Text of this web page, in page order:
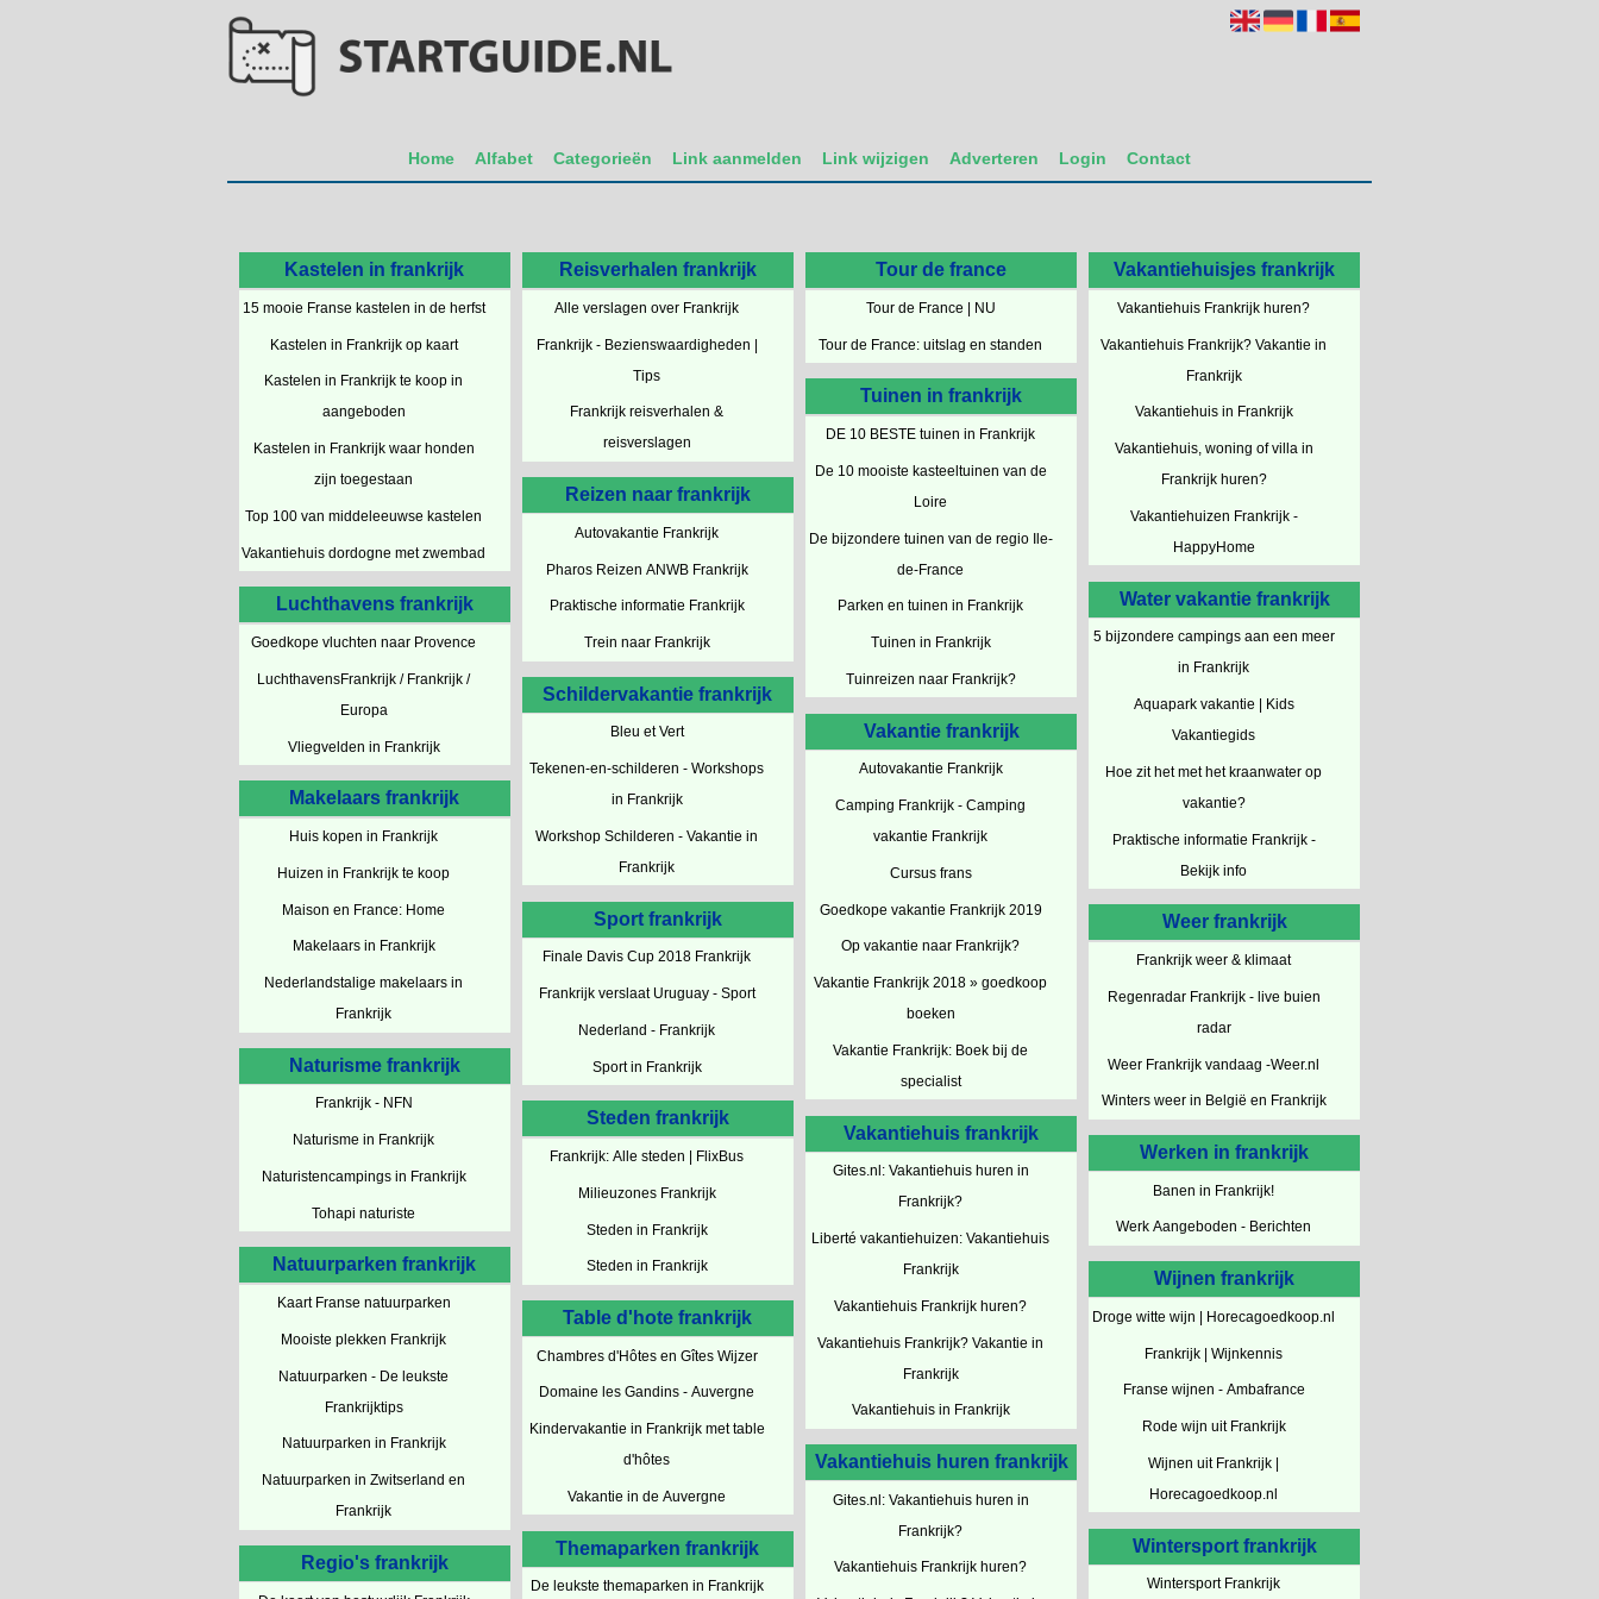
Home Alfabet Categorieën Link aanmelden Link wijzigen Adverteren Login Contact
Kastelen in frankrijk
15 mooie Franse kastelen in de herfst
Kastelen in Frankrijk op kaart
Kastelen in Frankrijk te koop in
aangeboden
Kastelen in Frankrijk waar honden
zijn toegestaan
Top 100 van middeleeuwse kastelen
Vakantiehuis dordogne met zwembad
Luchthavens frankrijk
Goedkope vluchten naar Provence
LuchthavensFrankrijk / Frankrijk /
Europa
Vliegvelden in Frankrijk
Makelaars frankrijk
Huis kopen in Frankrijk
Huizen in Frankrijk te koop
Maison en France: Home
Makelaars in Frankrijk
Nederlandstalige makelaars in
Frankrijk
Naturisme frankrijk
Frankrijk - NFN
Naturisme in Frankrijk
Naturistencampings in Frankrijk
Tohapi naturiste
Natuurparken frankrijk
Kaart Franse natuurparken
Mooiste plekken Frankrijk
Natuurparken - De leukste
Frankrijktips
Natuurparken in Frankrijk
Natuurparken in Zwitserland en
Frankrijk
Regio's frankrijk
Reisverhalen frankrijk
Alle verslagen over Frankrijk
Frankrijk - Bezienswaardigheden |
Tips
Frankrijk reisverhalen &
reisverslagen
Reizen naar frankrijk
Autovakantie Frankrijk
Pharos Reizen ANWB Frankrijk
Praktische informatie Frankrijk
Trein naar Frankrijk
Schildervakantie frankrijk
Bleu et Vert
Tekenen-en-schilderen - Workshops
in Frankrijk
Workshop Schilderen - Vakantie in
Frankrijk
Sport frankrijk
Finale Davis Cup 2018 Frankrijk
Frankrijk verslaat Uruguay - Sport
Nederland - Frankrijk
Sport in Frankrijk
Steden frankrijk
Frankrijk: Alle steden | FlixBus
Milieuzones Frankrijk
Steden in Frankrijk
Steden in Frankrijk
Table d'hote frankrijk
Chambres d'Hôtes en Gîtes Wijzer
Domaine les Gandins - Auvergne
Kindervakantie in Frankrijk met table
d'hôtes
Vakantie in de Auvergne
Themaparken frankrijk
De leukste themaparken in Frankrijk
Tour de france
Tour de France | NU
Tour de France: uitslag en standen
Tuinen in frankrijk
DE 10 BESTE tuinen in Frankrijk
De 10 mooiste kasteeltuinen van de
Loire
De bijzondere tuinen van de regio Ile-
de-France
Parken en tuinen in Frankrijk
Tuinen in Frankrijk
Tuinreizen naar Frankrijk?
Vakantie frankrijk
Autovakantie Frankrijk
Camping Frankrijk - Camping
vakantie Frankrijk
Cursus frans
Goedkope vakantie Frankrijk 2019
Op vakantie naar Frankrijk?
Vakantie Frankrijk 2018 » goedkoop
boeken
Vakantie Frankrijk: Boek bij de
specialist
Vakantiehuis frankrijk
Gites.nl: Vakantiehuis huren in
Frankrijk?
Liberté vakantiehuizen: Vakantiehuis
Frankrijk
Vakantiehuis Frankrijk huren?
Vakantiehuis Frankrijk? Vakantie in
Frankrijk
Vakantiehuis in Frankrijk
Vakantiehuis huren frankrijk
Gites.nl: Vakantiehuis huren in
Frankrijk?
Vakantiehuis Frankrijk huren?
Vakantiehuisjes frankrijk
Vakantiehuis Frankrijk huren?
Vakantiehuis Frankrijk? Vakantie in
Frankrijk
Vakantiehuis in Frankrijk
Vakantiehuis, woning of villa in
Frankrijk huren?
Vakantiehuizen Frankrijk -
HappyHome
Water vakantie frankrijk
5 bijzondere campings aan een meer
in Frankrijk
Aquapark vakantie | Kids
Vakantiegids
Hoe zit het met het kraanwater op
vakantie?
Praktische informatie Frankrijk -
Bekijk info
Weer frankrijk
Frankrijk weer & klimaat
Regenradar Frankrijk - live buien
radar
Weer Frankrijk vandaag -Weer.nl
Winters weer in België en Frankrijk
Werken in frankrijk
Banen in Frankrijk!
Werk Aangeboden - Berichten
Wijnen frankrijk
Droge witte wijn | Horecagoedkoop.nl
Frankrijk | Wijnkennis
Franse wijnen - Ambafrance
Rode wijn uit Frankrijk
Wijnen uit Frankrijk |
Horecagoedkoop.nl
Wintersport frankrijk
Wintersport Frankrijk